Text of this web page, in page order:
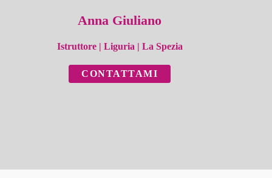
Anna Giuliano
Istruttore | Liguria | La Spezia
CONTATTAMI